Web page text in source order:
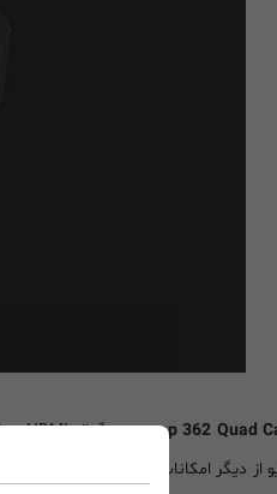
سیگنال HDMI چهار کاناله تا
از دیگر امکانات